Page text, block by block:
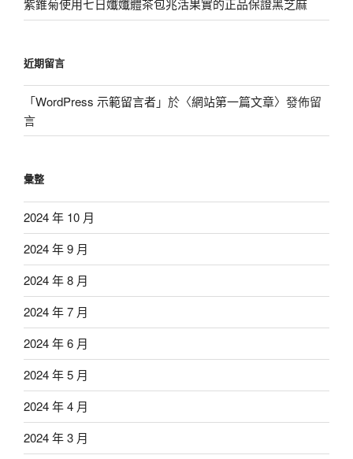
紫錐菊使用七日孅孅體茶包兆活果實的正品保證黑芝麻
近期留言
「WordPress 示範留言者」於〈網站第一篇文章〉發佈留
言
彙整
2024 年 10 月
2024 年 9 月
2024 年 8 月
2024 年 7 月
2024 年 6 月
2024 年 5 月
2024 年 4 月
2024 年 3 月